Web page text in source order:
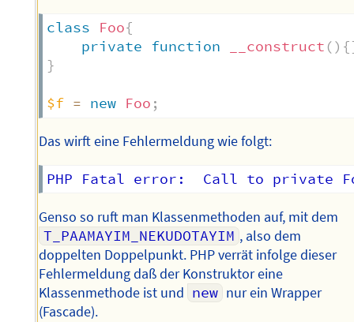
class Foo{
private function __construct () {
}
$f = new Foo ;
Das wirft eine Fehlermeldung wie folgt:
Genso so ruft man Klassenmethoden auf, mit dem
T_PAAMAYIM_NEKUDOTAYIM , also dem
doppelten Doppelpunkt. PHP verrät infolge dieser
Fehlermeldung daß der Konstruktor eine
Klassenmethode ist und new nur ein Wrapper
(Fascade).